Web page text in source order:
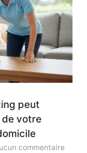
sublimer
le
bien-
féminin
peut
votre
commentaire